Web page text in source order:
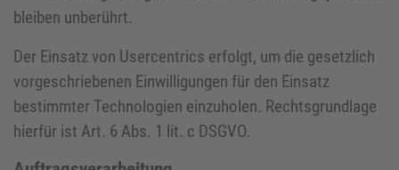
bleiben unberührt.
Der Einsatz von Usercentrics erfolgt, um die gesetzlich
vorgeschriebenen Einwilligungen für den Einsatz
bestimmter Technologien einzuholen. Rechtsgrundlage
hierfür ist Art. 6 Abs. 1 lit. c DSGVO.